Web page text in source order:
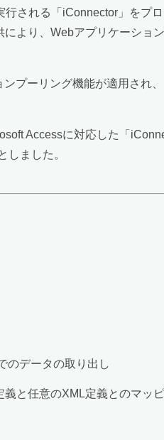
される「iConnector」をプ
より、Webアプリケーショ
プーリング機能が適用され
Accessに対応した「
しました。
のデータの取り出し
義と任意のXML定義とのマッ